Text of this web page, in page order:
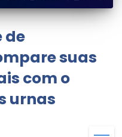
de
suas
com o
urnas